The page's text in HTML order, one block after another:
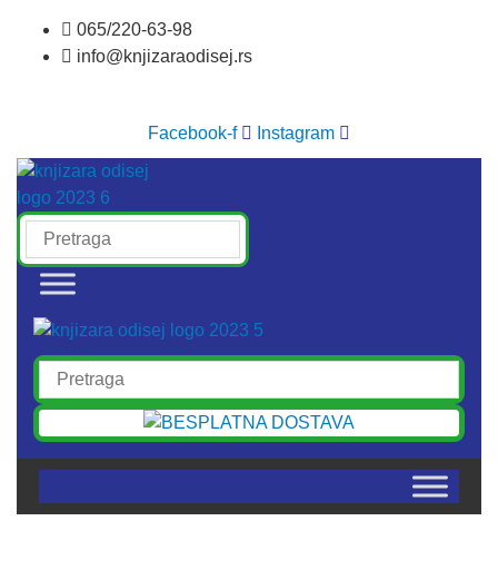
sadržaj
065/220-63-98
info@knjizaraodisej.rs
Facebook-f Instagram